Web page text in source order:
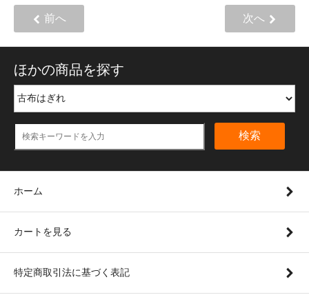
前へ 次へ
ほかの商品を探す
検索
ホーム
カートを見る
特定商取引法に基づく表記